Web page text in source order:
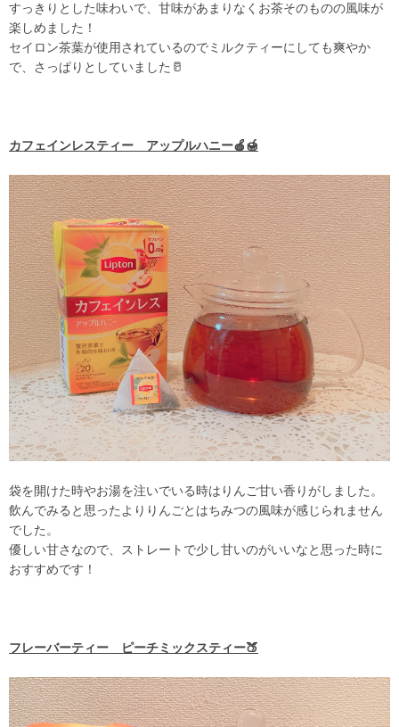
すっきりとした味わいで、甘味があまりなくお茶そのものの風味が
楽しめました！
セイロン茶葉が使用されているのでミルクティーにしても爽やか
で、さっぱりとしていました🥛
カフェインレスティー アップルハニー🍎🍯
袋を開けた時やお湯を注いでいる時はりんご甘い香りがしました。
飲んでみると思ったよりりんごとはちみつの風味が感じられません
でした。
優しい甘さなので、ストレートで少し甘いのがいいなと思った時に
おすすめです！
フレーバーティー ピーチミックスティー🍑